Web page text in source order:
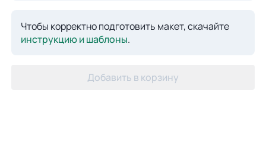
Чтобы корректно подготовить макет, скачайте
инструкцию и шаблоны.
Добавить в корзину